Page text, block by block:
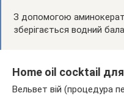
З допомогою
зберігається водний
Home oil cocktail
Вельвет вій (процедура